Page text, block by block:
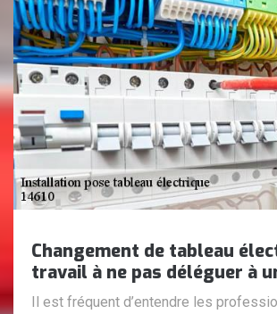
Changement de tableau
travail à ne pas déléguer à
Il est fréquent d’entendre les